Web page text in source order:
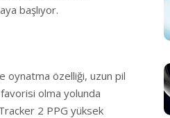
başlıyor.
oynatma özelliği, uzun pil
favorisi olma yolunda
2 PPG yüksek